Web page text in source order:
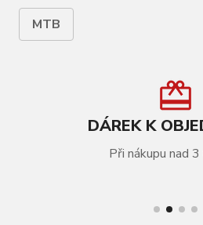
MTB
DÁREK K
Při nákupu nad